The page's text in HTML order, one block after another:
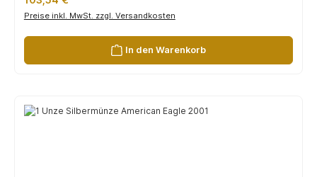
Preise inkl. MwSt. zzgl. Versandkosten
In den Warenkorb